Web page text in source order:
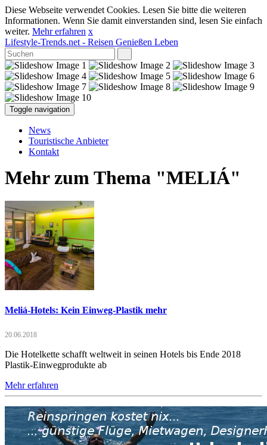
Diese Webseite verwendet Cookies. Lesen Sie bitte die weiteren
Informationen. Wenn Sie damit einverstanden sind, lesen Sie einfach
weiter. Mehr erfahren x
Lifestyle-Trends.net - Reisen Genießen Leben
Toggle navigation
News
Touristische Anbieter
Kontakt
Mehr zum Thema "MELIÁ"
Meliá-Hotels: Kein Einweg-Plastik mehr
20.06.2018
Die Hotelkette schafft weltweit in seinen Hotels bis Ende 2018
Plastik-Einwegprodukte ab
Mehr erfahren